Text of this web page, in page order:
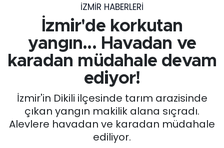
İZMIR HABERLERI
İzmir'de korkutan
yangın... Havadan ve
karadan müdahale devam
ediyor!
İzmir'in Dikili ilçesinde tarım arazisinde
çıkan yangın makilik alana sıçradı.
Alevlere havadan ve karadan müdahale
ediliyor.
DÜNYA
EGE
EĞİTİM
English News
Trafik Durumu
Süper Lig Puan Durumu ve Fikstür
Tüm Manşetler
Son Dakika Haberleri
Haber Arşivi